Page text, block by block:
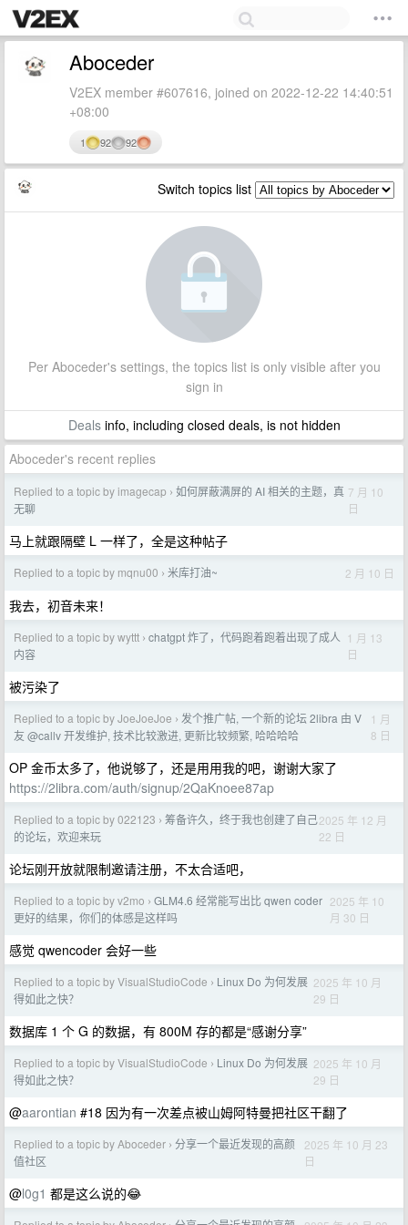
Aboceder
V2EX member #607616, joined on 2022-12-22 14:40:51
+08:00
1 92 92
Switch topics list
Per Aboceder's settings, the topics list is only visible after you
sign in
Dealsinfo, including closed deals, is not hidden
Aboceder's recent replies
Replied to a topic by imagecap › 如何屏蔽满屏的 AI 相关的主题，真
无聊
7 月 10
日
马上就跟隔壁 L 一样了，全是这种帖子
Replied to a topic by mqnu00 › 米库打油~ 2 月 10 日
我去，初音未来！
Replied to a topic by wyttt › chatgpt 炸了，代码跑着跑着出现了成人
内容
1 月 13
日
被污染了
Replied to a topic by JoeJoeJoe › 发个推广帖, 一个新的论坛 2libra 由 V
友 @callv 开发维护, 技术比较激进, 更新比较频繁, 哈哈哈哈
1 月
8 日
OP 金币太多了，他说够了，还是用用我的吧，谢谢大家了
https://2libra.com/auth/signup/2QaKnoee87ap
Replied to a topic by 022123 › 筹备许久，终于我也创建了自己
的论坛，欢迎来玩
2025 年 12 月
22 日
论坛刚开放就限制邀请注册，不太合适吧，
Replied to a topic by v2mo › GLM4.6 经常能写出比 qwen coder
更好的结果，你们的体感是这样吗
2025 年 10
月 30 日
感觉 qwencoder 会好一些
Replied to a topic by VisualStudioCode › Linux Do 为何发展
得如此之快？
2025 年 10 月
29 日
数据库 1 个 G 的数据，有 800M 存的都是“感谢分享”
Replied to a topic by VisualStudioCode › Linux Do 为何发展
得如此之快？
2025 年 10 月
29 日
@aarontian #18 因为有一次差点被山姆阿特曼把社区干翻了
Replied to a topic by Aboceder › 分享一个最近发现的高颜
值社区
2025 年 10 月 23
日
@l0g1 都是这么说的😂